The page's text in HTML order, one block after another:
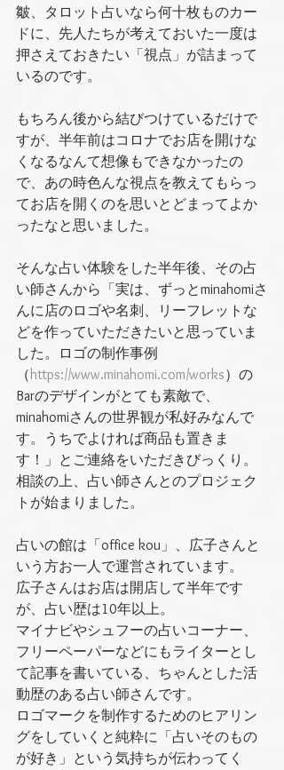
皺、タロット占いなら何十枚ものカー
ドに、先人たちが考えておいた一度は
押さえておきたい「視点」が詰まって
いるのです。
もちろん後から結びつけているだけで
すが、半年前はコロナでお店を開けな
くなるなんて想像もできなかったの
で、あの時色んな視点を教えてもらっ
てお店を開くのを思いとどまってよか
ったなと思いました。
そんな占い体験をした半年後、その占
い師さんから「実は、ずっとminahomiさ
んに店のロゴや名刺、リーフレットな
どを作っていただきたいと思っていま
した。ロゴの制作事例
（ https://www.minahomi.com/works）の
Barのデザインがとても素敵で、
minahomiさんの世界観が私好みなんで
す。うちでよければ商品も置きま
す！」とご連絡をいただきびっくり。
相談の上、占い師さんとのプロジェク
トが始まりました。
占いの館は「office kou」、広子さんと
いう方お一人で運営されています。
広子さんはお店は開店して半年です
が、占い歴は10年以上。
マイナビやシュフーの占いコーナー、
フリーペーパーなどにもライターとし
て記事を書いている、ちゃんとした活
動歴のある占い師さんです。
ロゴマークを制作するためのヒアリン
グをしていくと純粋に「占いそのもの
が好き」という気持ちが伝わってく